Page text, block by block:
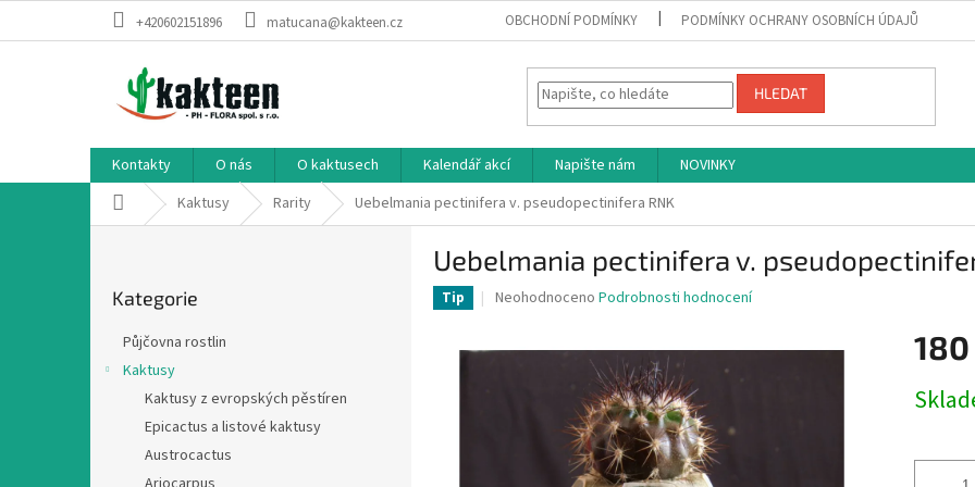
+420602151896 matucana@kakteen.cz OBCHODNÍ PODMÍNKY PODMÍNKY OCHRANY OSOBNÍCH ÚDAJŮ
HLEDAT
Kontakty O nás O kaktusech Kalendář akcí Napište nám
NOVINKY
Domů Kaktusy Rarity Uebelmania pectinifera v. pseudopectinifera RNK
kategorie
Kategorie
Půjčovna rostlin
Kaktusy
Kaktusy z evropských pěstíren
Epicactus a listové kaktusy
Austrocactus
Uebelmania pectinifera v.
Tip
Průměrné
je
Neohodnoceno Podrobnosti hodnocení
180
cena: